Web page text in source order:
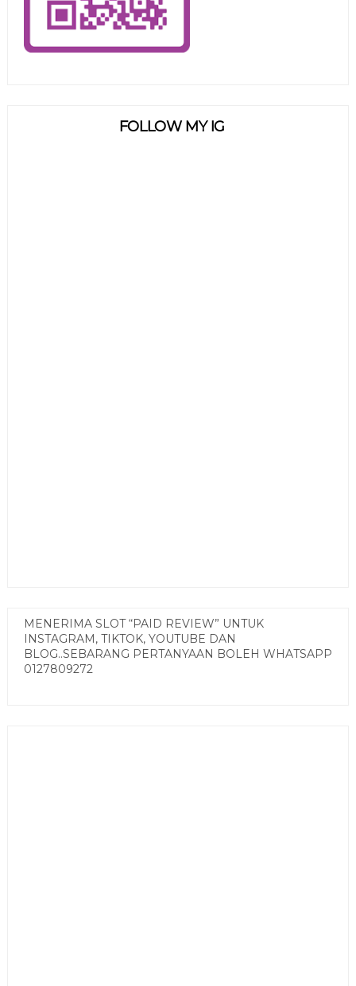
FOLLOW MY IG
MENERIMA SLOT “PAID REVIEW” UNTUK
INSTAGRAM, TIKTOK, YOUTUBE DAN
BLOG..SEBARANG PERTANYAAN BOLEH WHATSAPP
0127809272